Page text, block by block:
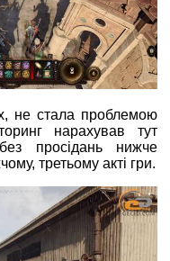
не стала проблемою
нарахував тут
просідань нижче
третьому акті гри.